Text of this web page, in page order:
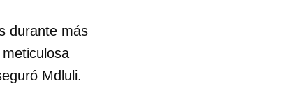
durante más
Mdluli.